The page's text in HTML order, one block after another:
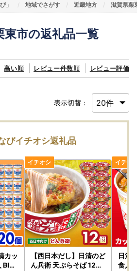
」 地域でさがす 近畿地方 滋賀県栗
東市の返礼品一覧
高い順 レビュー件数順 レビュー評価順
表示切替：
びイチオシ返礼品
カッ
BIBI
【西日本だし】日清のど
ん兵衛 天ぷらそば 12食
日清
食入